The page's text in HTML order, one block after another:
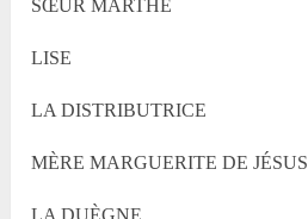
SŒUR MARTHE
LISE
LA DISTRIBUTRICE
MÈRE MARGUERITE DE JÉSUS